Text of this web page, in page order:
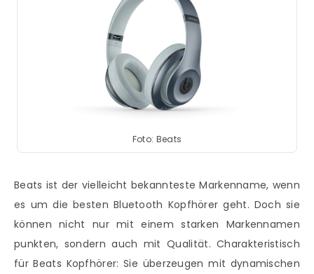
Foto: Beats
Beats ist der vielleicht bekannteste Markenname, wenn
es um die besten Bluetooth Kopfhörer geht. Doch sie
können nicht nur mit einem starken Markennamen
punkten, sondern auch mit Qualität. Charakteristisch
für Beats Kopfhörer: Sie überzeugen mit dynamischen